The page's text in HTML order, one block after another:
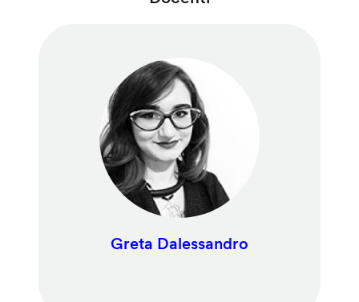
Greta Dalessandro